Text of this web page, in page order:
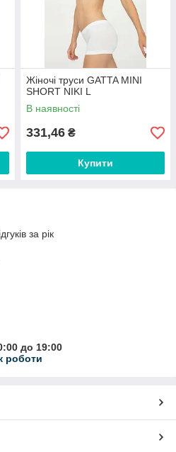
Жіночі труси GATTA MINI
SHORT NIKI L
В наявності
331,46 ₴
Купити
за рік
до 19:00
роботи